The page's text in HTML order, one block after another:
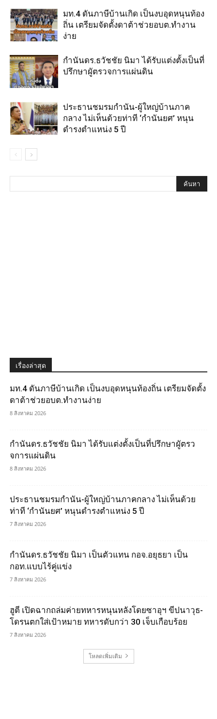
มท.4 ดันภาษีบ้านเกิด เป็นงบอุดหนุนท้อง
ถิ่น เตรียมจัดตั้งดาต้าช่วยอบต.ทำงาน
ง่าย
กำนันดร.ธวัชชัย นิมา ได้รับแต่งตั้งเป็นที่
ปรึกษาผูัตรวจการแผ่นดิน
ประธานชมรมกำนัน-ผู้ใหญ่บ้านภาค
กลาง ไม่เห็นด้วยท่าที ‘กำนันยศ’ หนุน
ดำรงตำแหน่ง 5 ปี
เรื่องล่าสุด
มท.4 ดันภาษีบ้านเกิด เป็นงบอุดหนุนท้องถิ่น เตรียมจัดตั้ง
ดาต้าช่วยอบต.ทำงานง่าย
8 สิงหาคม 2026
กำนันดร.ธวัชชัย นิมา ได้รับแต่งตั้งเป็นที่ปรึกษาผูัตรว
จการแผ่นดิน
8 สิงหาคม 2026
ประธานชมรมกำนัน-ผู้ใหญ่บ้านภาคกลาง ไม่เห็นด้วย
ท่าที ‘กำนันยศ’ หนุนดำรงตำแหน่ง 5 ปี
7 สิงหาคม 2026
กำนันดร.ธวัชชัย นิมา เป็นตัวแทน กอจ.อยุธยา เป็น
กอท.แบบไร้คู่แข่ง
7 สิงหาคม 2026
ฮูตี เปิดฉากถล่มค่ายทหารหนุนหลังโดยซาอุฯ ขีปนาวุธ-
โดรนตกใส่เป้าหมาย ทหารดับกว่า 30 เจ็บเกือบร้อย
7 สิงหาคม 2026
โหลดเพิ่มเติม